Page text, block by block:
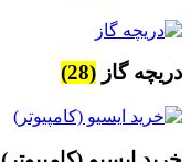
دریچه گاز (28)